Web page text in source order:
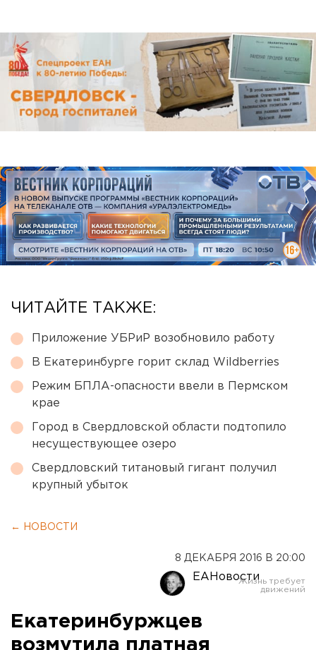
ЧИТАЙТЕ ТАКЖЕ:
Приложение УБРиР возобновило работу
В Екатеринбурге горит склад Wildberries
Режим БПЛА-опасности ввели в Пермском
крае
Город в Свердловской области подтопило
несуществующее озеро
Свердловский титановый гигант получил
крупный убыток
← НОВОСТИ
8 ДЕКАБРЯ 2016 В 20:00
ЕАНовости
Екатеринбуржцев
возмутила платная